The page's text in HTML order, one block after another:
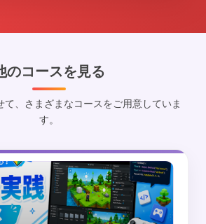
のコースを見る
て、さまざまなコースをご用意していま
す。